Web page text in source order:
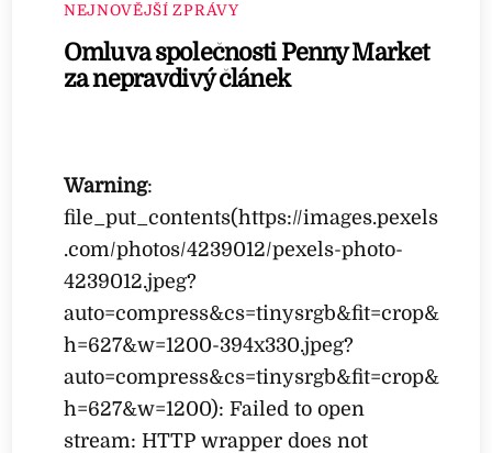
NEJNOVĚJŠÍ ZPRÁVY
Omluva společnosti Penny Market
za nepravdivý článek
Warning:
file_put_contents(https://images.pexels
.com/photos/4239012/pexels-photo-
4239012.jpeg?
auto=compress&cs=tinysrgb&fit=crop&
h=627&w=1200-394x330.jpeg?
auto=compress&cs=tinysrgb&fit=crop&
h=627&w=1200): Failed to open
stream: HTTP wrapper does not